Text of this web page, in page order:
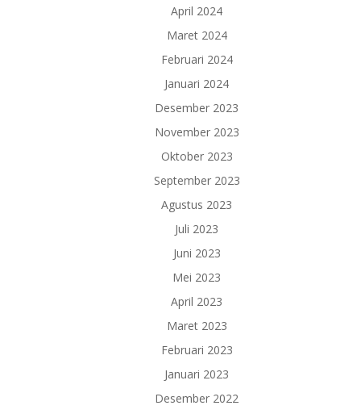
April 2024
Maret 2024
Februari 2024
Januari 2024
Desember 2023
November 2023
Oktober 2023
September 2023
Agustus 2023
Juli 2023
Juni 2023
Mei 2023
April 2023
Maret 2023
Februari 2023
Januari 2023
Desember 2022